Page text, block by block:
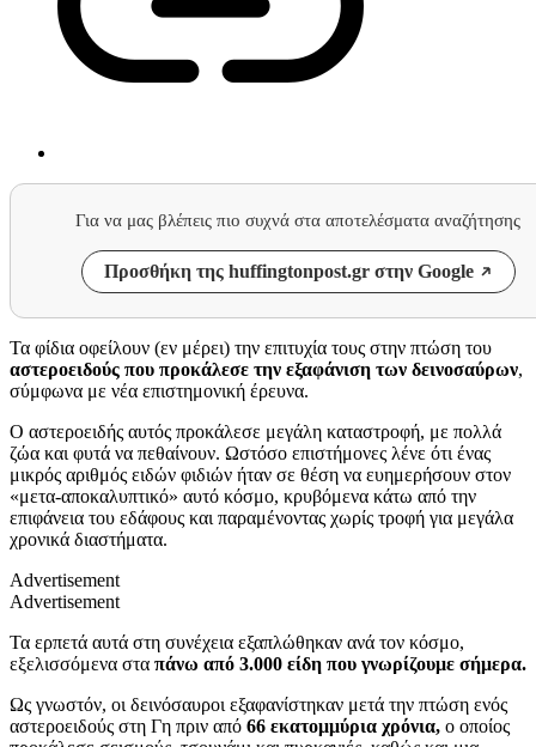
Για να μας βλέπεις πιο συχνά στα αποτελέσματα αναζήτησης
Προσθήκη της huffingtonpost.gr στην Google
Τα φίδια οφείλουν (εν μέρει) την επιτυχία τους στην πτώση του
αστεροειδούς που προκάλεσε την εξαφάνιση των δεινοσαύρων,
σύμφωνα με νέα επιστημονική έρευνα.
Ο αστεροειδής αυτός προκάλεσε μεγάλη καταστροφή, με πολλά
ζώα και φυτά να πεθαίνουν. Ωστόσο επιστήμονες λένε ότι ένας
μικρός αριθμός ειδών φιδιών ήταν σε θέση να ευημερήσουν στον
«μετα-αποκαλυπτικό» αυτό κόσμο, κρυβόμενα κάτω από την
επιφάνεια του εδάφους και παραμένοντας χωρίς τροφή για μεγάλα
χρονικά διαστήματα.
Advertisement
Advertisement
Τα ερπετά αυτά στη συνέχεια εξαπλώθηκαν ανά τον κόσμο,
εξελισσόμενα στα πάνω από 3.000 είδη που γνωρίζουμε σήμερα.
Ως γνωστόν, οι δεινόσαυροι εξαφανίστηκαν μετά την πτώση ενός
αστεροειδούς στη Γη πριν από 66 εκατομμύρια χρόνια, ο οποίος